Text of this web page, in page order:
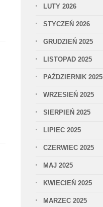
LUTY 2026
STYCZEŃ 2026
GRUDZIEŃ 2025
LISTOPAD 2025
PAŹDZIERNIK 2025
WRZESIEŃ 2025
SIERPIEŃ 2025
LIPIEC 2025
CZERWIEC 2025
MAJ 2025
KWIECIEŃ 2025
MARZEC 2025